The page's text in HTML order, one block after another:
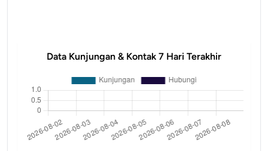
Data Kunjungan & Kontak 7 Hari Terakhir